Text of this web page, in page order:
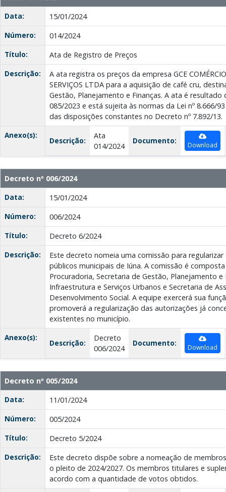
Data:
15/01/2024
Número:
014/2024
Título:
Ata de Registro de Preços
Descrição:
A ata registra os preços da empresa GCE
SERVIÇOS LTDA para a aquisição de café cru,
Gestão, Planejamento e Finanças. A ata é resultado
085/2023 e está sujeita às normas da Lei nº 8.666/
das disposições constantes no Decreto nº 7.892/13.
Anexo(s):
Descrição:
Ata
014/2024
Documento: Download
Decreto nº 006/2024
Data:
15/01/2024
Número:
006/2024
Título:
Decreto 6/2024
Descrição:
Este decreto nomeia uma comissão para
públicos municipais de Iúna. A comissão é
Procuradoria, Secretaria de Gestão, Planejamento e
Infraestrutura e Serviços Urbanos e Secretaria de
Desenvolvimento Social. A equipe exercerá sua
promoverá a regularização das autorizações já
existentes no município.
Anexo(s):
Descrição:
Decreto
006/2024
Documento: Download
Decreto nº 005/2024
Data:
11/01/2024
Número:
005/2024
Título:
Decreto 5/2024
Descrição:
Este decreto dispõe sobre a nomeação de
o pleito de 2024/2027. Os membros titulares e
acordo com a quantidade de votos obtidos.